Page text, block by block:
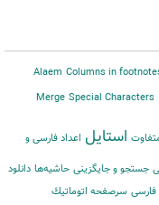
Alaem Columns in
Merge Special Characters
استایل اعداد فارسی و
جستجو و جایگزینی حاشیه‌‌ها دانلود
سرصفحه اتوماتیك